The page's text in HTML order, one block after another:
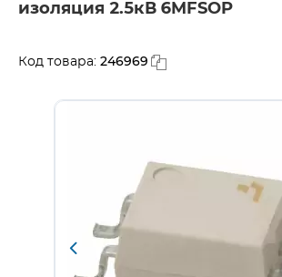
изоляция 2.5кВ 6MFSOP
Код товара: 246969